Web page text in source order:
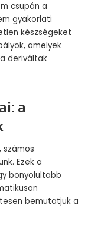
csupán a
gyakorlati
készségeket
amelyek
deriváltak
a
számos
Ezek a
bonyolultabb
bemutatjuk a